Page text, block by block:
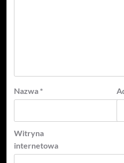
Nazwa *
Witryna
internetowa